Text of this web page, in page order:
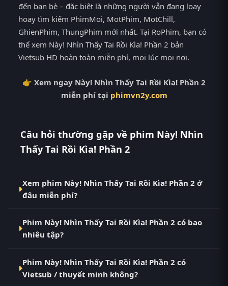
đến bạn bè – đặc biệt là những người vẫn đang loay
hoay tìm kiếm PhimMoi, MotPhim, MotChill,
GhienPhim, ThungPhim mới nhất. Tại RoPhim, bạn có
thể xem Này! Nhìn Thấy Tai Rồi Kìa! Phần 2 bản
Vietsub HD hoàn toàn miễn phí, mọi lúc mọi nơi.
👉 Xem ngay Này! Nhìn Thấy Tai Rồi Kìa! Phần 2
miễn phí tại phimvn2y.com
Câu hỏi thường gặp về phim Này! Nhìn
Thấy Tai Rồi Kìa! Phần 2
Xem phim Này! Nhìn Thấy Tai Rồi Kìa! Phần 2 ở
đâu miễn phí?
Phần 2 Vietsub HD miễn phí tại RoPhim
(phimvn2y.com) — không quảng cáo, cập nhật
MotPhim, MotChill, GhienPhim, ThungPhim, Phim
VN2, BiluTV, TVHay.
Phim Này! Nhìn Thấy Tai Rồi Kìa! Phần 2 có bao
nhiêu tập?
hoàn thành với Hoàn Tất (12/12). Tại RoPhim, các tập
mới được cập nhật liên tục mỗi 10 phút khi nguồn
Phim Này! Nhìn Thấy Tai Rồi Kìa! Phần 2 có
Vietsub / thuyết minh không?